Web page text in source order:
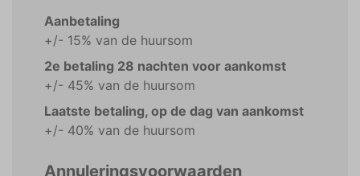
Aanbetaling
+/- 15% van de huursom
2e betaling 28 nachten voor aankomst
+/- 45% van de huursom
Laatste betaling, op de dag van aankomst
+/- 40% van de huursom
Annuleringsvoorwaarden